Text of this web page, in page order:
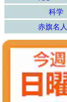
科学
赤旗名